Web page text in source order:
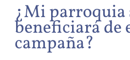
¿Mi parroquia
beneficiará de
campaña?